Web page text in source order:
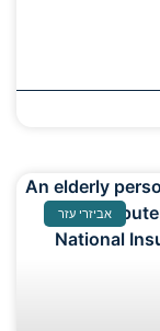
אביזרי עזר